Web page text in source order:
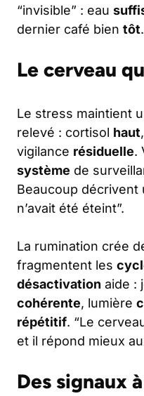
“invisible” : eau
dernier café bien tôt.
Le cerveau
Le stress maintient
relevé : cortisol haut
vigilance résiduelle.
système de
Beaucoup décrivent
n’avait été éteint”.
La rumination crée
fragmentent les
désactivation aide :
cohérente, lumière
répétitif. “Le
et il répond mieux
Des signaux